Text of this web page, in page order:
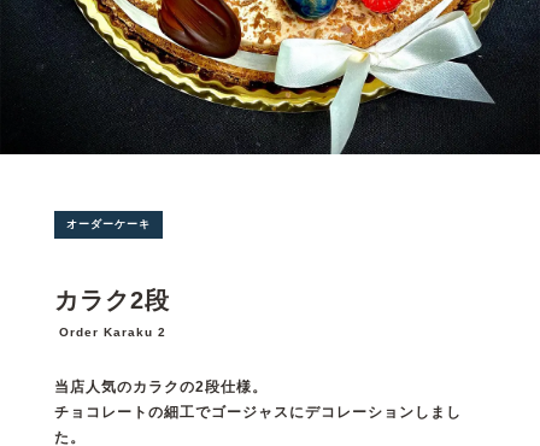
オーダーケーキ
カラク2段
Order Karaku 2
当店人気のカラクの2段仕様。
チョコレートの細工でゴージャスにデコレーションしまし
た。